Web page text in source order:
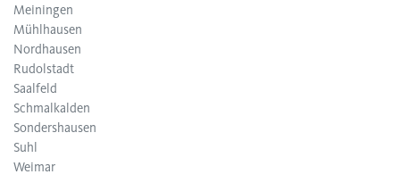
Meiningen
Mühlhausen
Nordhausen
Rudolstadt
Saalfeld
Schmalkalden
Sondershausen
Suhl
Weimar